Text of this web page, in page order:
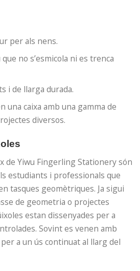
per als nens.
no s’esmicola ni es trenca
i de llarga durada.
una caixa amb una gamma de
diversos.
de Yiwu Fingerling Stationery són
estudiants i professionals que
tasques geomètriques. Ja sigui
de geometria o projectes
estan dissenyades per a
Sovint es venen amb
a un ús continuat al llarg del